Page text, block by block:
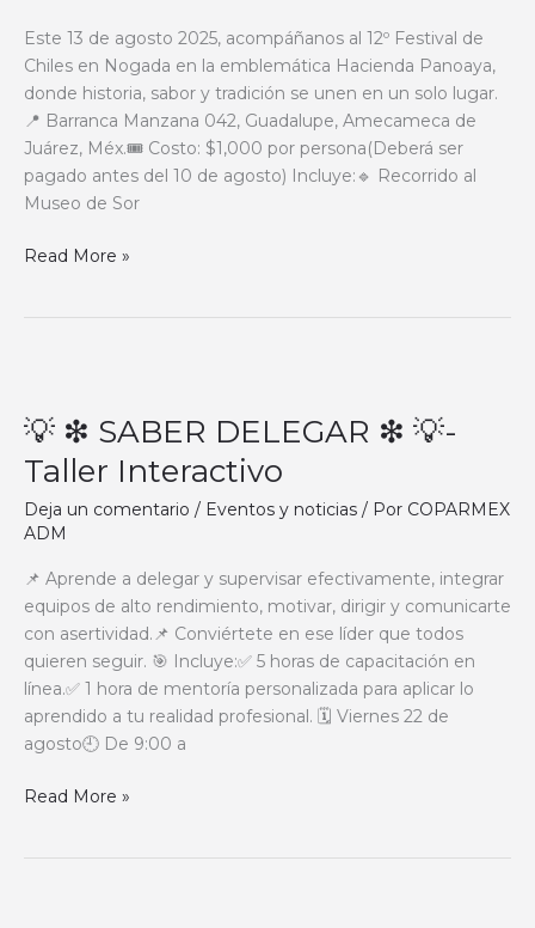
Este 13 de agosto 2025, acompáñanos al 12º Festival de
Chiles en Nogada en la emblemática Hacienda Panoaya,
donde historia, sabor y tradición se unen en un solo lugar.
📍 Barranca Manzana 042, Guadalupe, Amecameca de
Juárez, Méx.🎟 Costo: $1,000 por persona(Deberá ser
pagado antes del 10 de agosto) Incluye:🔹 Recorrido al
Museo de Sor
México
Oriente!
🌶
✨
Read More »
💡 ❇ SABER DELEGAR ❇ 💡-
Taller Interactivo
Deja un comentario / Eventos y noticias / Por COPARMEX
ADM
📌 Aprende a delegar y supervisar efectivamente, integrar
equipos de alto rendimiento, motivar, dirigir y comunicarte
con asertividad.📌 Conviértete en ese líder que todos
quieren seguir. 🎯 Incluye:✅ 5 horas de capacitación en
línea.✅ 1 hora de mentoría personalizada para aplicar lo
aprendido a tu realidad profesional. 🗓 Viernes 22 de
agosto🕘 De 9:00 a
SABER
DELEGAR
❇
💡-
Taller
Read More »